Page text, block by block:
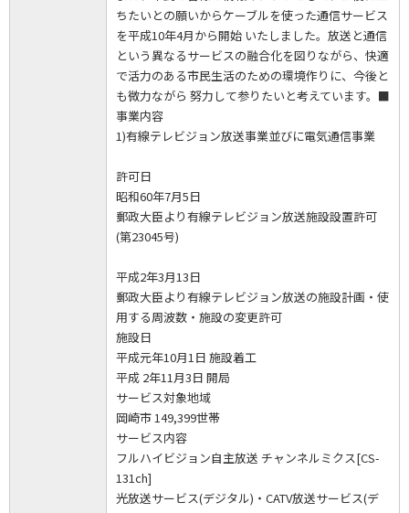
ちたいとの願いからケーブルを使った通信サービス
を平成10年4月から開始 いたしました。放送と通信
という異なるサービスの融合化を図りながら、快適
で活力のある市民生活のための環境作りに、今後と
も微力ながら 努力して参りたいと考えています。■
事業内容
1)有線テレビジョン放送事業並びに電気通信事業
許可日
昭和60年7月5日
郵政大臣より有線テレビジョン放送施設設置許可
(第23045号)
平成2年3月13日
郵政大臣より有線テレビジョン放送の施設計画・使
用する周波数・施設の変更許可
施設日
平成元年10月1日 施設着工
平成 2年11月3日 開局
サービス対象地域
岡崎市 149,399世帯
サービス内容
フルハイビジョン自主放送 チャンネルミクス[CS-
131ch]
光放送サービス(デジタル)・CATV放送サービス(デ